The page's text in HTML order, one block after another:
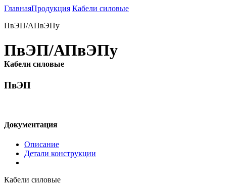
ГлавнаяПродукция Кабели силовые
ПвЭП/АПвЭПу
ПвЭП/АПвЭПу
Кабели силовые
ПвЭП
Документация
Описание
Детали конструкции
Кабели силовые